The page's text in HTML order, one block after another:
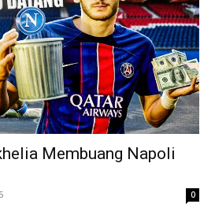
Membuang Napoli
0